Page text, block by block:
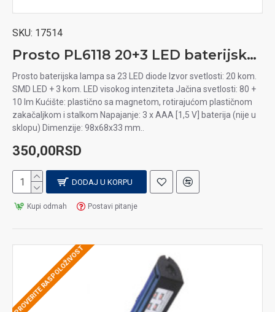
SKU: 17514
Prosto PL6118 20+3 LED baterijska lampa
Prosto baterijska lampa sa 23 LED diode Izvor svetlosti: 20 kom.
SMD LED + 3 kom. LED visokog intenziteta Jačina svetlosti: 80 +
10 lm Kućište: plastično sa magnetom, rotirajućom plastičnom
zakačaljkom i stalkom Napajanje: 3 x AAA [1,5 V] baterija (nije u
sklopu) Dimenzije: 98x68x33 mm..
350,00RSD
DODAJ U KORPU
Kupi odmah Postavi pitanje
PROVERITE RASPOLOŽIVOST